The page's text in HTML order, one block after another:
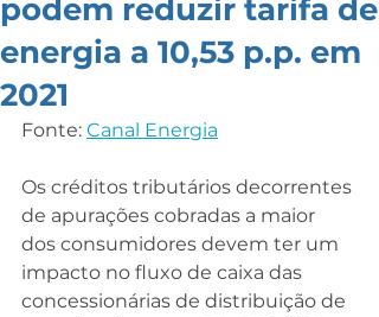
podem reduzir tarifa de
energia a 10,53 p.p. em
2021
Fonte: Canal Energia
Os créditos tributários decorrentes
de apurações cobradas a maior
dos consumidores devem ter um
impacto no fluxo de caixa das
concessionárias de distribuição de